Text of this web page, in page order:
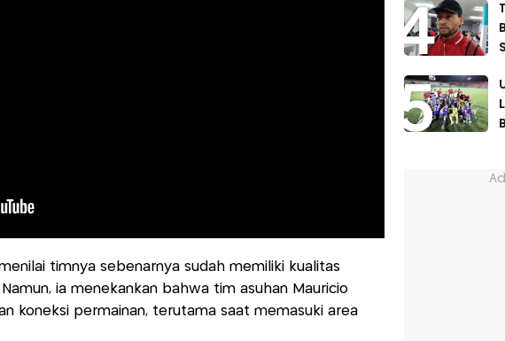
timnya sebenarnya sudah memiliki kualitas
ia menekankan bahwa tim asuhan Mauricio
koneksi permainan, terutama saat memasuki area